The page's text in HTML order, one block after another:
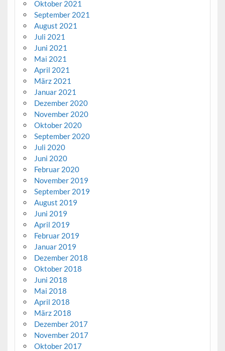
Oktober 2021
September 2021
August 2021
Juli 2021
Juni 2021
Mai 2021
April 2021
März 2021
Januar 2021
Dezember 2020
November 2020
Oktober 2020
September 2020
Juli 2020
Juni 2020
Februar 2020
November 2019
September 2019
August 2019
Juni 2019
April 2019
Februar 2019
Januar 2019
Dezember 2018
Oktober 2018
Juni 2018
Mai 2018
April 2018
März 2018
Dezember 2017
November 2017
Oktober 2017